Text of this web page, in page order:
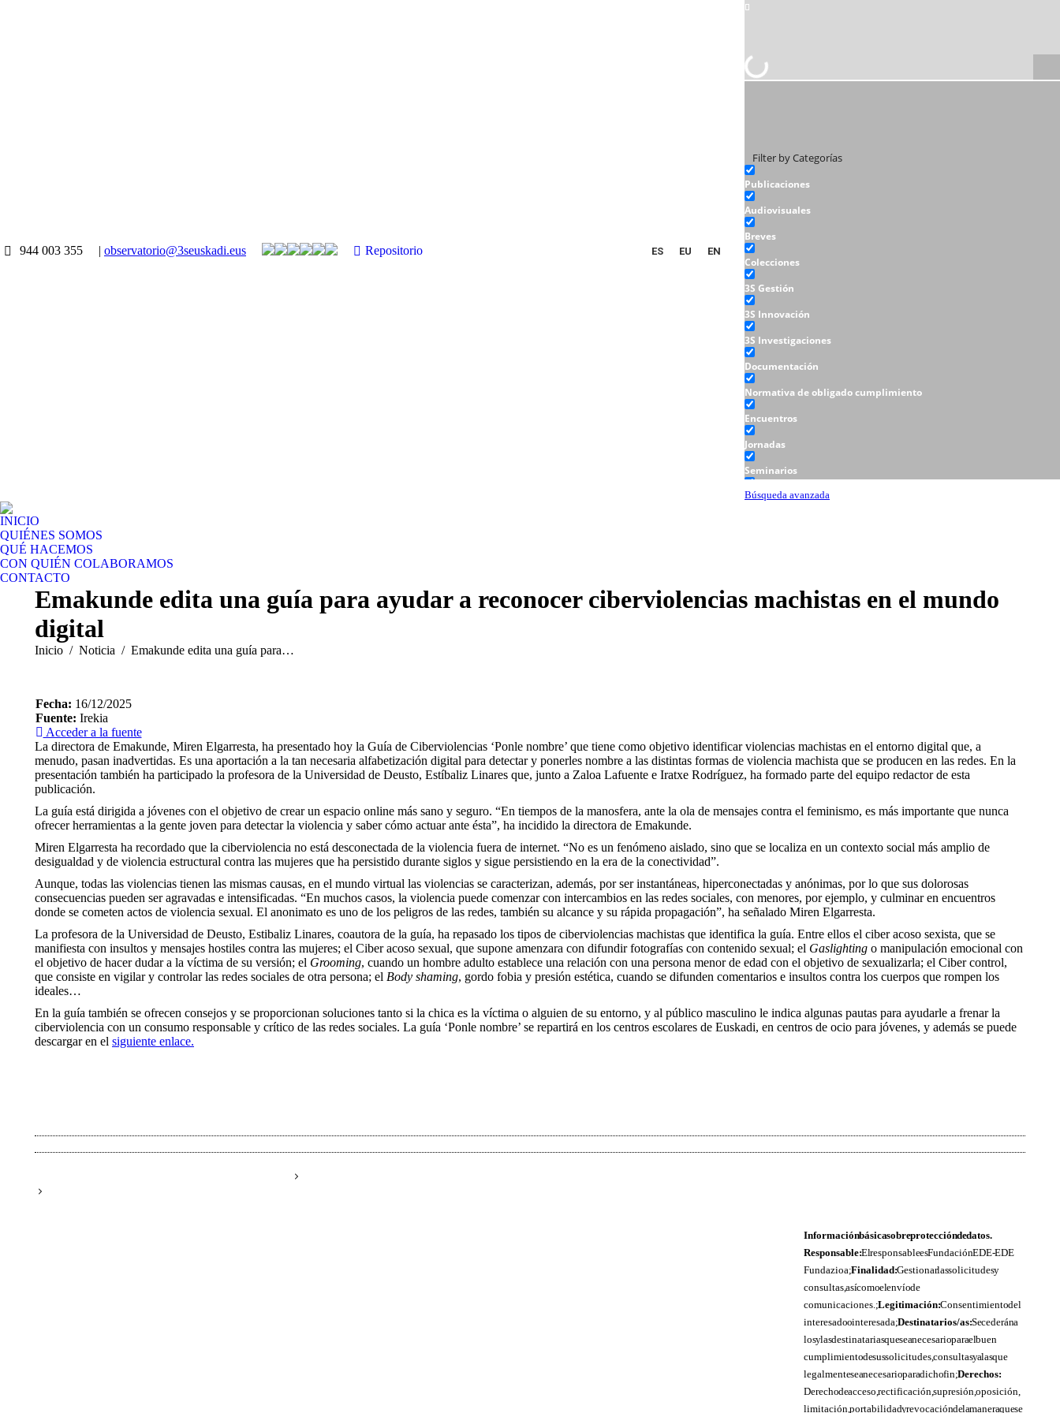
944 003 355 | observatorio@3seuskadi.eus Repositorio ES EU EN
Filter by Categorías
Publicaciones
Audiovisuales
Breves
Colecciones
3S Gestión
3S Innovación
3S Investigaciones
Documentación
Normativa de obligado cumplimiento
Encuentros
Jornadas
Seminarios
Talleres
Búsqueda avanzada
INICIO
QUIÉNES SOMOS
QUÉ HACEMOS
CON QUIÉN COLABORAMOS
CONTACTO
Emakunde edita una guía para ayudar a reconocer ciberviolencias machistas en el mundo
digital
Estás aquí:
Inicio Noticia Emakunde edita una guía para…
Fecha: 16/12/2025
Fuente: Irekia
Acceder a la fuente
La directora de Emakunde, Miren Elgarresta, ha presentado hoy la Guía de Ciberviolencias ‘Ponle nombre’ que tiene como objetivo identificar violencias machistas en el entorno digital que, a
menudo, pasan inadvertidas. Es una aportación a la tan necesaria alfabetización digital para detectar y ponerles nombre a las distintas formas de violencia machista que se producen en las redes. En la
presentación también ha participado la profesora de la Universidad de Deusto, Estíbaliz Linares que, junto a Zaloa Lafuente e Iratxe Rodríguez, ha formado parte del equipo redactor de esta
publicación.
La guía está dirigida a jóvenes con el objetivo de crear un espacio online más sano y seguro. “En tiempos de la manosfera, ante la ola de mensajes contra el feminismo, es más importante que nunca
ofrecer herramientas a la gente joven para detectar la violencia y saber cómo actuar ante ésta”, ha incidido la directora de Emakunde.
Miren Elgarresta ha recordado que la ciberviolencia no está desconectada de la violencia fuera de internet. “No es un fenómeno aislado, sino que se localiza en un contexto social más amplio de
desigualdad y de violencia estructural contra las mujeres que ha persistido durante siglos y sigue persistiendo en la era de la conectividad”.
Aunque, todas las violencias tienen las mismas causas, en el mundo virtual las violencias se caracterizan, además, por ser instantáneas, hiperconectadas y anónimas, por lo que sus dolorosas
consecuencias pueden ser agravadas e intensificadas. “En muchos casos, la violencia puede comenzar con intercambios en las redes sociales, con menores, por ejemplo, y culminar en encuentros
donde se cometen actos de violencia sexual. El anonimato es uno de los peligros de las redes, también su alcance y su rápida propagación”, ha señalado Miren Elgarresta.
La profesora de la Universidad de Deusto, Estibaliz Linares, coautora de la guía, ha repasado los tipos de ciberviolencias machistas que identifica la guía. Entre ellos el ciber acoso sexista, que se
manifiesta con insultos y mensajes hostiles contra las mujeres; el Ciber acoso sexual, que supone amenzara con difundir fotografías con contenido sexual; el Gaslighting o manipulación emocional con
el objetivo de hacer dudar a la víctima de su versión; el Grooming, cuando un hombre adulto establece una relación con una persona menor de edad con el objetivo de sexualizarla; el Ciber control,
que consiste en vigilar y controlar las redes sociales de otra persona; el Body shaming, gordo fobia y presión estética, cuando se difunden comentarios e insultos contra los cuerpos que rompen los
ideales…
En la guía también se ofrecen consejos y se proporcionan soluciones tanto si la chica es la víctima o alguien de su entorno, y al público masculino le indica algunas pautas para ayudarle a frenar la
ciberviolencia con un consumo responsable y crítico de las redes sociales. La guía ‘Ponle nombre’ se repartirá en los centros escolares de Euskadi, en centros de ocio para jóvenes, y además se puede
descargar en el siguiente enlace.
Información básica sobre protección de datos.
Responsable:El responsable es Fundación EDE- EDE
Fundazioa;Finalidad:Gestionar las solicitudes y
consultas, así como el envío de
comunicaciones.;Legitimación:Consentimiento del
interesado o interesada;Destinatarios/as:Se cederán a
los y las destinatarias que sea necesario para el buen
cumplimiento de sus solicitudes, consultas y a las que
legalmente sea necesario para dicho fin;Derechos:
Derecho de acceso, rectificación, supresión, oposición,
limitación, portabilidad y revocación de la manera que se